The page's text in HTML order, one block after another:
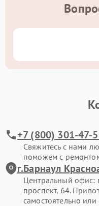
+7 (800) 301-47-
Свяжитесь с нами
поможем с
г.Барнаул
Центральный офис:
проспект, 64.
самостоятельно